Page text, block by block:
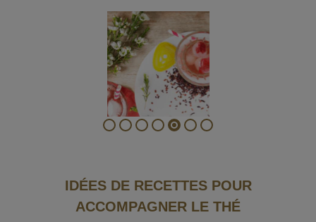
IDÉES DE RECETTES POUR
ACCOMPAGNER LE THÉ